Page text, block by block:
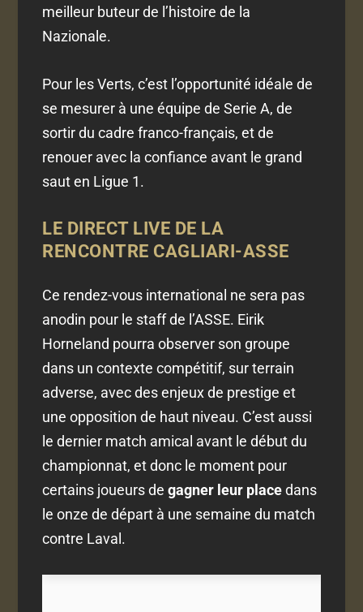
meilleur buteur de l’histoire de la
Nazionale.
Pour les Verts, c’est l’opportunité idéale de
se mesurer à une équipe de Serie A, de
sortir du cadre franco-français, et de
renouer avec la confiance avant le grand
saut en Ligue 1.
LE DIRECT LIVE DE LA
RENCONTRE CAGLIARI-ASSE
Ce rendez-vous international ne sera pas
anodin pour le staff de l’ASSE. Eirik
Horneland pourra observer son groupe
dans un contexte compétitif, sur terrain
adverse, avec des enjeux de prestige et
une opposition de haut niveau. C’est aussi
le dernier match amical avant le début du
championnat, et donc le moment pour
certains joueurs degagner leur placedans
le onze de départ à une semaine du match
contre Laval.